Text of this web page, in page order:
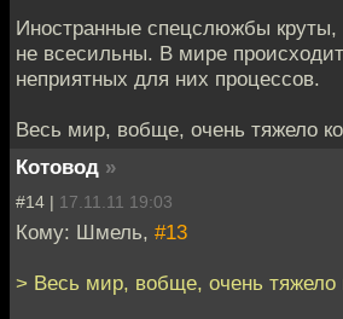
Иностранные спецслюжбы круты,
не всесильны. В мире
неприятных для них процессов.
Весь мир, вобще, очень тяжело
Котовод »
#14 | 17.11.11 19:03
Кому: Шмель, #13
> Весь мир, вобще, очень тяжело